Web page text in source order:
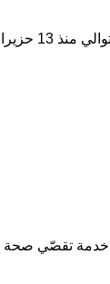
وليل الاثنين
خدمة تقصّي